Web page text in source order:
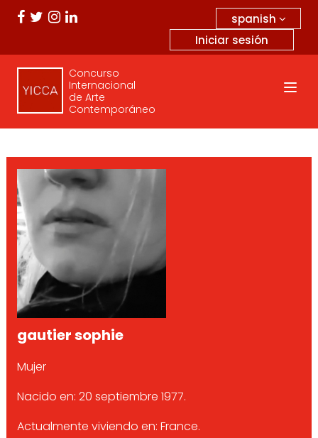
spanish
Iniciar sesión
Concurso
Internacional
de Arte
Contemporáneo
gautier sophie
Mujer
Nacido en: 20 septiembre 1977.
Actualmente viviendo en: France.